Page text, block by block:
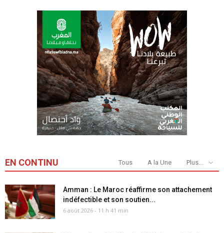
EN CONTINU Tous A la Une Plus...
Amman : Le Maroc réaffirme son attachement
indéfectible et son soutien...
6 août 2026 - 11 h 41 min